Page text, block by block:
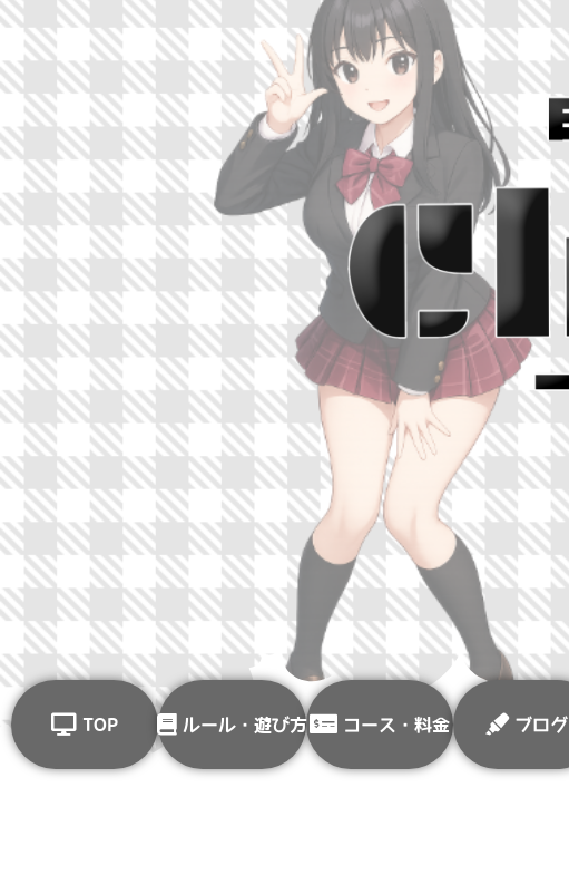
TOP ルール・遊び方 コース・料金 ブログ